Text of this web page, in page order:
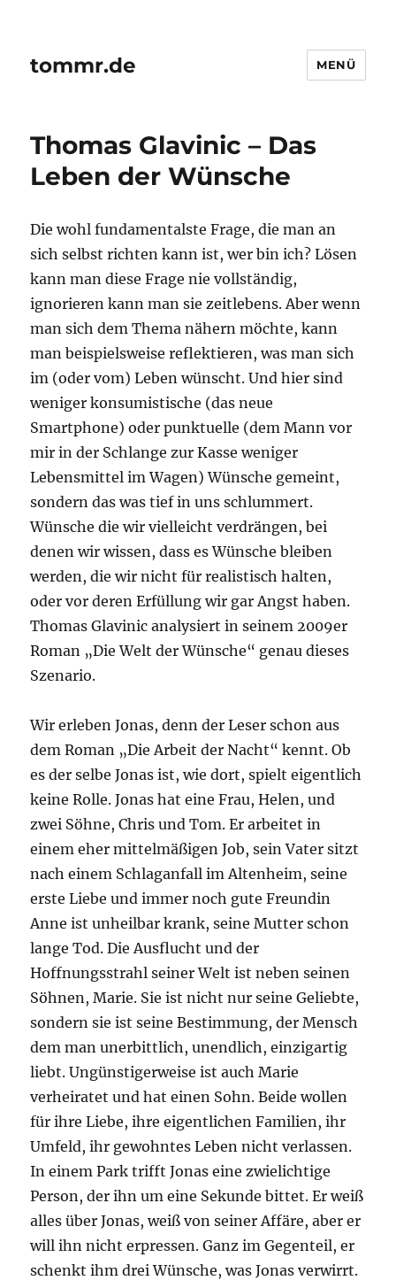
tommr.de MENÜ
Thomas Glavinic – Das
Leben der Wünsche
Die wohl fundamentalste Frage, die man an
sich selbst richten kann ist, wer bin ich? Lösen
kann man diese Frage nie vollständig,
ignorieren kann man sie zeitlebens. Aber wenn
man sich dem Thema nähern möchte, kann
man beispielsweise reflektieren, was man sich
im (oder vom) Leben wünscht. Und hier sind
weniger konsumistische (das neue
Smartphone) oder punktuelle (dem Mann vor
mir in der Schlange zur Kasse weniger
Lebensmittel im Wagen) Wünsche gemeint,
sondern das was tief in uns schlummert.
Wünsche die wir vielleicht verdrängen, bei
denen wir wissen, dass es Wünsche bleiben
werden, die wir nicht für realistisch halten,
oder vor deren Erfüllung wir gar Angst haben.
Thomas Glavinic analysiert in seinem 2009er
Roman „Die Welt der Wünsche“ genau dieses
Szenario.
Wir erleben Jonas, denn der Leser schon aus
dem Roman „Die Arbeit der Nacht“ kennt. Ob
es der selbe Jonas ist, wie dort, spielt eigentlich
keine Rolle. Jonas hat eine Frau, Helen, und
zwei Söhne, Chris und Tom. Er arbeitet in
einem eher mittelmäßigen Job, sein Vater sitzt
nach einem Schlaganfall im Altenheim, seine
erste Liebe und immer noch gute Freundin
Anne ist unheilbar krank, seine Mutter schon
lange Tod. Die Ausflucht und der
Hoffnungsstrahl seiner Welt ist neben seinen
Söhnen, Marie. Sie ist nicht nur seine Geliebte,
sondern sie ist seine Bestimmung, der Mensch
dem man unerbittlich, unendlich, einzigartig
liebt. Ungünstigerweise ist auch Marie
verheiratet und hat einen Sohn. Beide wollen
für ihre Liebe, ihre eigentlichen Familien, ihr
Umfeld, ihr gewohntes Leben nicht verlassen.
In einem Park trifft Jonas eine zwielichtige
Person, der ihn um eine Sekunde bittet. Er weiß
alles über Jonas, weiß von seiner Affäre, aber er
will ihn nicht erpressen. Ganz im Gegenteil, er
schenkt ihm drei Wünsche, was Jonas verwirrt.